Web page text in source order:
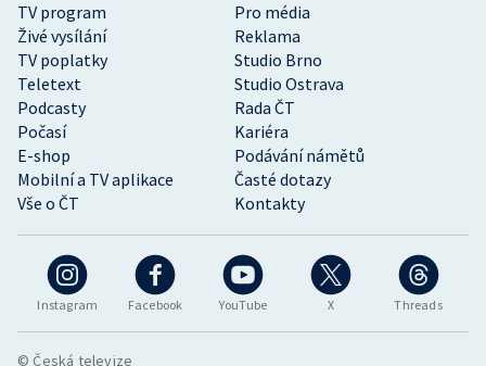
Instagram Facebook YouTube X Threads
TV program
Pro média
Živé vysílání
Reklama
TV poplatky
Studio Brno
Teletext
Studio Ostrava
Podcasty
Rada ČT
Počasí
Kariéra
E-shop
Podávání námětů
Mobilní a TV aplikace
Časté dotazy
Vše o ČT
Kontakty
© Česká televize